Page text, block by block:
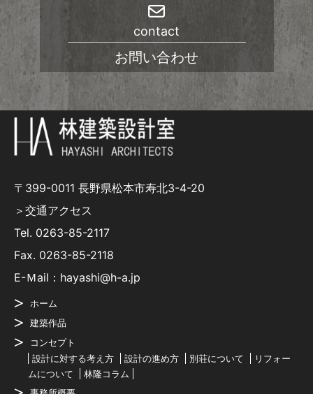
contact
お問い合わせ
〒399-0011 長野県松本市寿北3-4-20
＞交通アクセス
Tel. 0263-85-2117
Fax. 0263-85-2118
E-Ｍail：hayashi@h-a.jp
ホーム
建築作品
コンセプト
設計に対する考え方
設計の進め方 別荘について
リフォー
ムについて
林隆コラム